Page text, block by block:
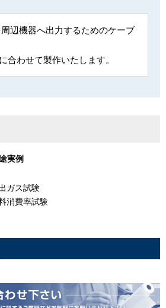
辺機器へ出力するためのケーブ
合わせて製作いたします。
実例
ガス試験
消費率試験